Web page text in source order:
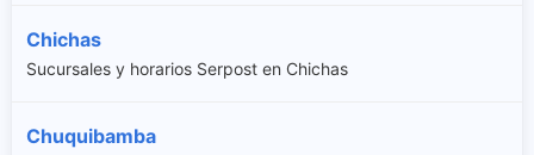
Chichas
Sucursales y horarios Serpost en Chichas
Chuquibamba